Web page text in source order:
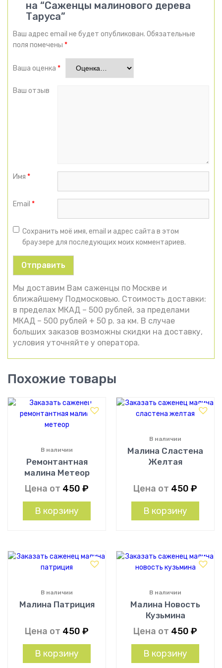
на “Саженцы малинового дерева
Таруса”
Ваш адрес email не будет опубликован. Обязательные
поля помечены *
Ваша оценка *
Ваш отзыв
Имя *
Email *
Сохранить моё имя, email и адрес сайта в этом
браузере для последующих моих комментариев.
Мы доставим Вам саженцы по Москве и
ближайшему Подмосковью. Стоимость доставки:
в пределах МКАД – 500 рублей, за пределами
МКАД – 500 рублей + 50 р. за км. В случае
больших заказов возможны скидки на доставку,
условия уточняйте у оператора.
Похожие товары
Ремонтантная
малина Метеор
В наличии
Цена от 450 ₽
В корзину
Малина Сластена
Желтая
В наличии
Цена от 450 ₽
В корзину
Малина Патриция
В наличии
Цена от 450 ₽
В корзину
Малина Новость
Кузьмина
В наличии
Цена от 450 ₽
В корзину